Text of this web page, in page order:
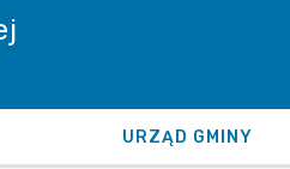
URZĄD GMINY